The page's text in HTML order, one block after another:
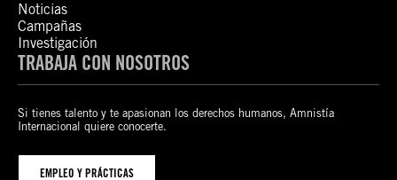
Noticias
Campañas
Investigación
TRABAJA CON NOSOTROS
Si tienes talento y te apasionan los derechos humanos, Amnistía
Internacional quiere conocerte.
EMPLEO Y PRÁCTICAS